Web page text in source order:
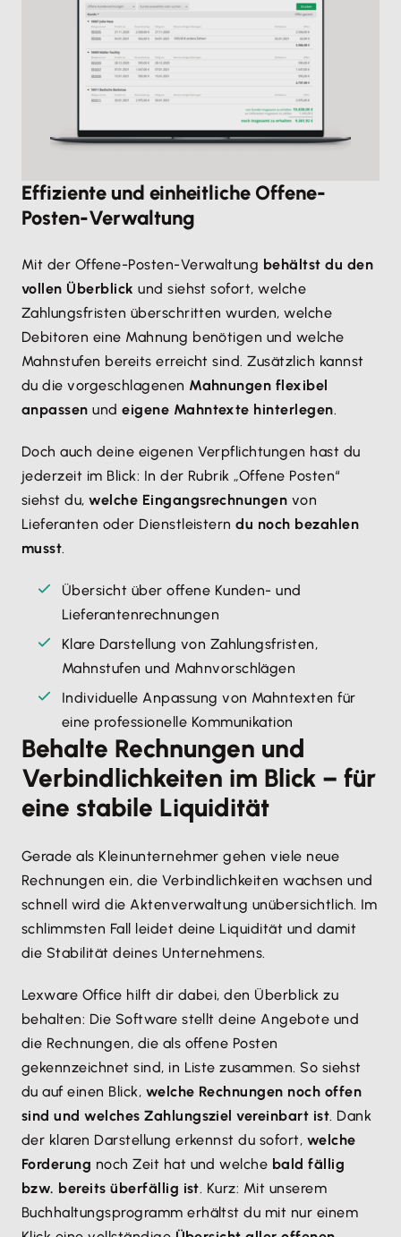
Effiziente und einheitliche Offene-
Posten-Verwaltung
Mit der Offene-Posten-Verwaltung behältst du den
vollen Überblick und siehst sofort, welche
Zahlungsfristen überschritten wurden, welche
Debitoren eine Mahnung benötigen und welche
Mahnstufen bereits erreicht sind. Zusätzlich kannst
du die vorgeschlagenen Mahnungen flexibel
anpassen undeigene Mahntexte hinterlegen.
Doch auch deine eigenen Verpflichtungen hast du
jederzeit im Blick: In der Rubrik „Offene Posten“
siehst du,welche Eingangsrechnungen von
Lieferanten oder Dienstleisterndu noch bezahlen
musst.
Übersicht über offene Kunden- und
Lieferantenrechnungen
Klare Darstellung von Zahlungsfristen,
Mahnstufen und Mahnvorschlägen
Individuelle Anpassung von Mahntexten für
eine professionelle Kommunikation
Behalte Rechnungen und
Verbindlichkeiten im Blick – für
eine stabile Liquidität
Gerade als Kleinunternehmer gehen viele neue
Rechnungen ein, die Verbindlichkeiten wachsen und
schnell wird die Aktenverwaltung unübersichtlich. Im
schlimmsten Fall leidet deine Liquidität und damit
die Stabilität deines Unternehmens.
Lexware Office hilft dir dabei, den Überblick zu
behalten: Die Software stellt deine Angebote und
die Rechnungen, die als offene Posten
gekennzeichnet sind, in Liste zusammen. So siehst
du auf einen Blick, welche Rechnungen noch offen
sind und welches Zahlungsziel vereinbart ist. Dank
der klaren Darstellung erkennst du sofort, welche
Forderung noch Zeit hat und welche bald fällig
bzw. bereits überfällig ist. Kurz: Mit unserem
Buchhaltungsprogramm erhältst du mit nur einem